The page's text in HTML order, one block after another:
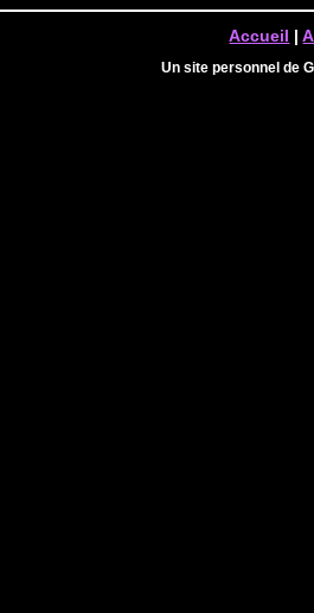
Accueil |
Un site personnel de